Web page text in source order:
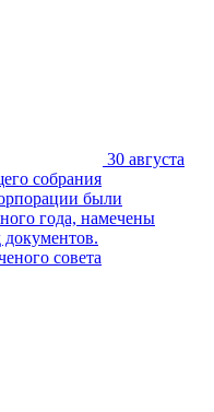
30 августа
собрания
были
года, намечены
совета